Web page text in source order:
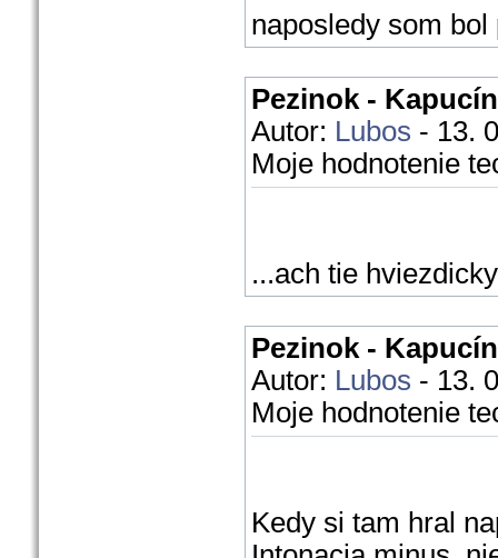
naposledy som
Pezinok -
Autor: Lubos - 13.
Moje hodnotenie
...ach tie
Pezinok -
Autor: Lubos - 13.
Moje hodnotenie
Kedy si tam hral